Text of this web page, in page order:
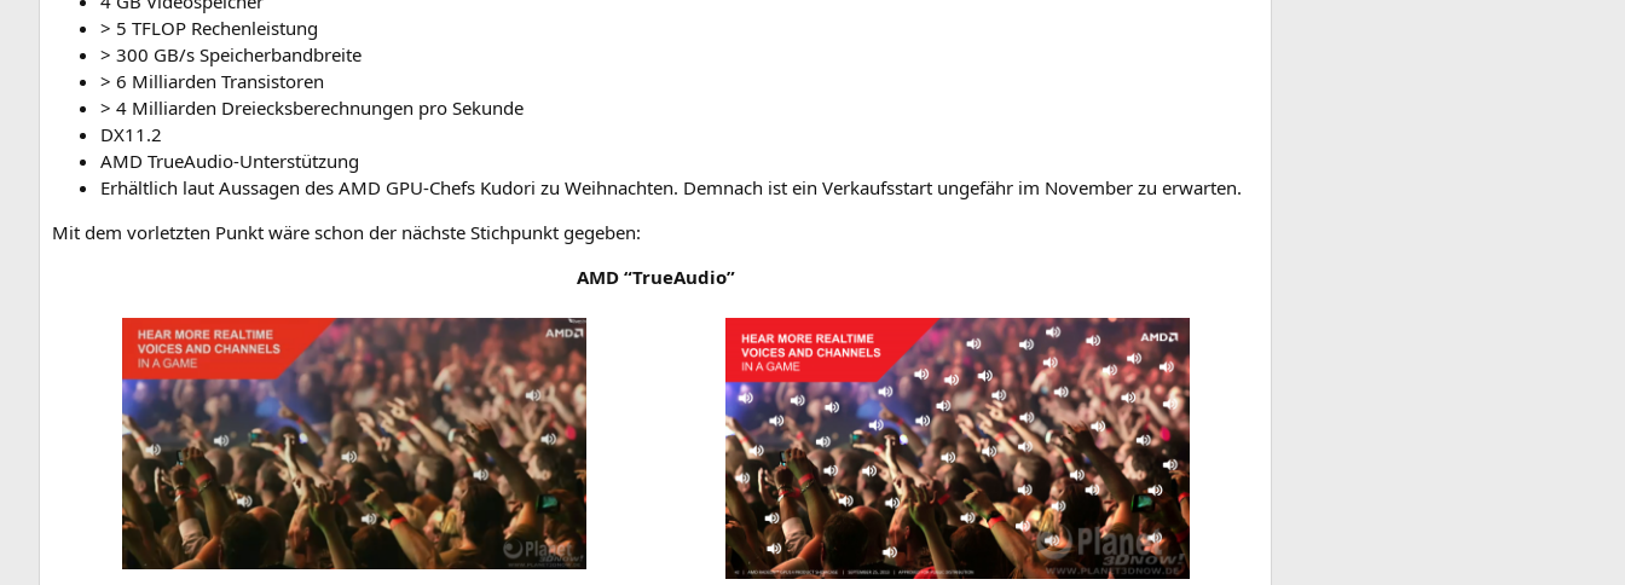
> 5 TFLOP Rechenleistung
> 300 GB/s Speicherbandbreite
> 6 Mil­li­ar­den Transistoren
> 4 Mil­li­ar­den Drei­ecks­be­rech­nun­gen pro Sekunde
DX11 .2
AMD TrueAu­dio-Unter­stüt­zung
Erhält­lich laut Aus­sa­gen des AMD GPU-Chefs Kudo­ri zu Weih­nach­ten. Dem­nach ist ein Ver­kaufs­start unge­fähr im Novem­ber zu erwarten.
Mit dem vor­letz­ten Punkt wäre schon der nächs­te Stich­punkt gegeben:
AMD“TrueAu­dio”